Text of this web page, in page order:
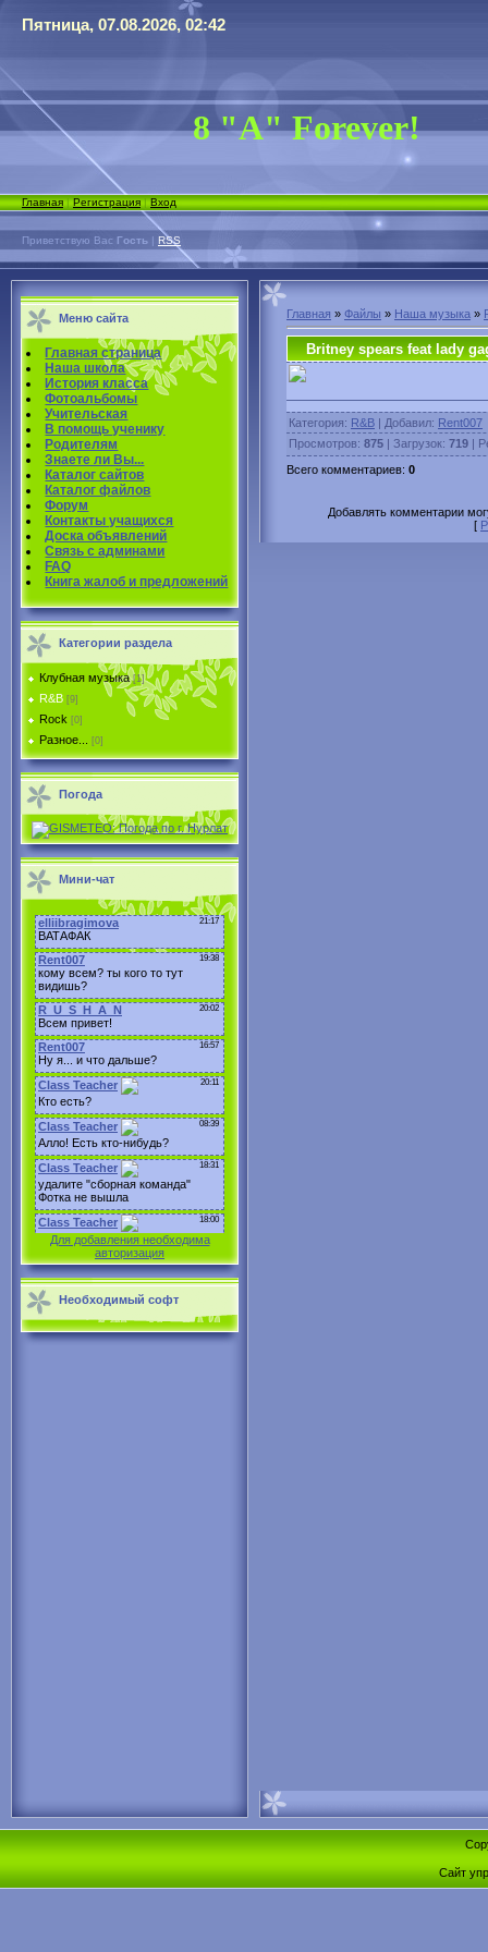
Пятница, 07.08.2026, 02:42
8 "А" Forever!
Главная|Регистрация|Вход
Приветствую Вас Гость | RSS
Меню сайта
Главная страница
Наша школа
История класса
Фотоальбомы
Учительская
В помощь ученику
Родителям
Знаете ли Вы...
Каталог сайтов
Каталог файлов
Форум
Контакты учащихся
Доска объявлений
Связь с админами
FAQ
Книга жалоб и предложений
Категории раздела
Клубная музыка [1]
R&B [9]
Rock [0]
Разное... [0]
Погода
Мини-чат
Для добавления необходима
авторизация
Необходимый софт
Главная » Файлы » Наша музыка »
Britney spears feat lady
Категория: R&B | Добавил: Rent007
Просмотров: 875 | Загрузок: 719 |
Всего комментариев: 0
Добавлять комментарии
[
Сайт